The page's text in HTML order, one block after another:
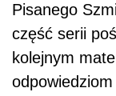
Pisanego
część serii
kolejnym